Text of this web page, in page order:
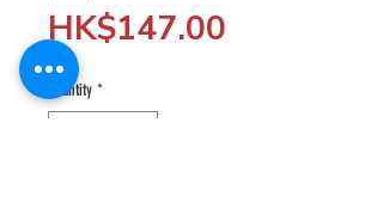
HK$147.00
Quantity *